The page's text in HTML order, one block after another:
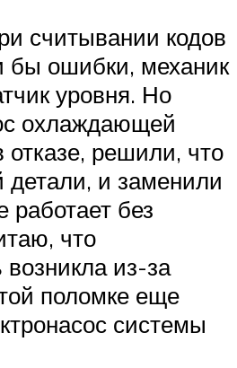
считывании кодов
бы ошибки, механик
уровня. Но
охлаждающей
решили, что
детали, и заменили
работает без
что
возникла из-за
поломке еще
системы